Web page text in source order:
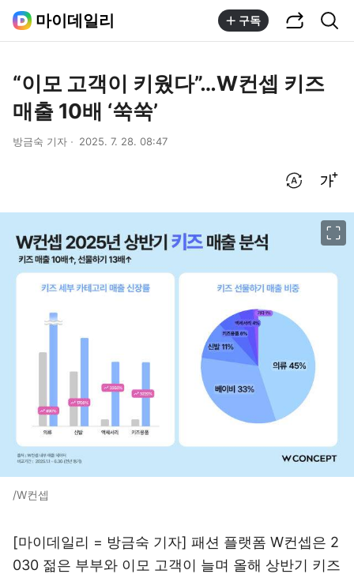
마이데일리 구독
“이모 고객이 키웠다”…W컨셉 키즈
매출 10배 ‘쑥쑥’
방금숙 기자 2025. 7. 28. 08:47
/W컨셉
[마이데일리 = 방금숙 기자] 패션 플랫폼 W컨셉은 2
030 젊은 부부와 이모 고객이 늘며 올해 상반기 키즈